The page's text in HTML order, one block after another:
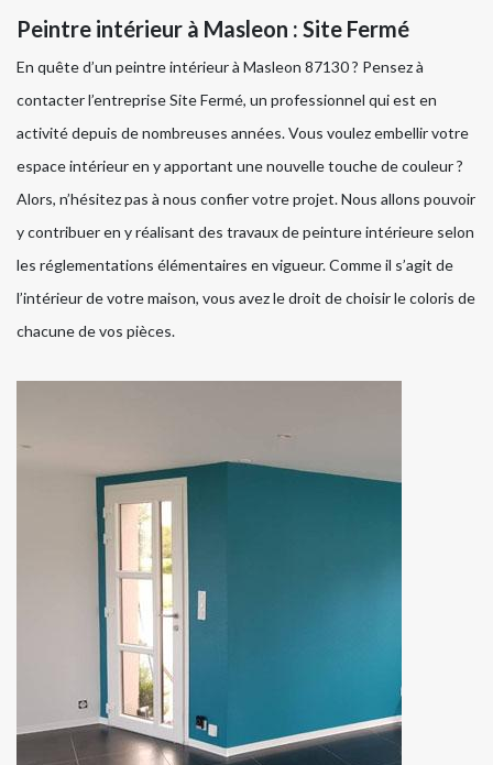
Peintre intérieur à Masleon : Site Fermé
En quête d’un peintre intérieur à Masleon 87130 ? Pensez à
contacter l’entreprise Site Fermé, un professionnel qui est en
activité depuis de nombreuses années. Vous voulez embellir votre
espace intérieur en y apportant une nouvelle touche de couleur ?
Alors, n’hésitez pas à nous confier votre projet. Nous allons pouvoir
y contribuer en y réalisant des travaux de peinture intérieure selon
les réglementations élémentaires en vigueur. Comme il s’agit de
l’intérieur de votre maison, vous avez le droit de choisir le coloris de
chacune de vos pièces.